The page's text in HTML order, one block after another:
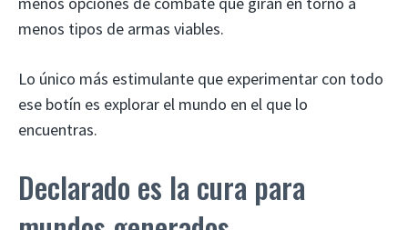
menos tipos de armas viables.
Lo único más estimulante que experimentar con todo
ese botín es explorar el mundo en el que lo
encuentras.
Declarado es la cura para